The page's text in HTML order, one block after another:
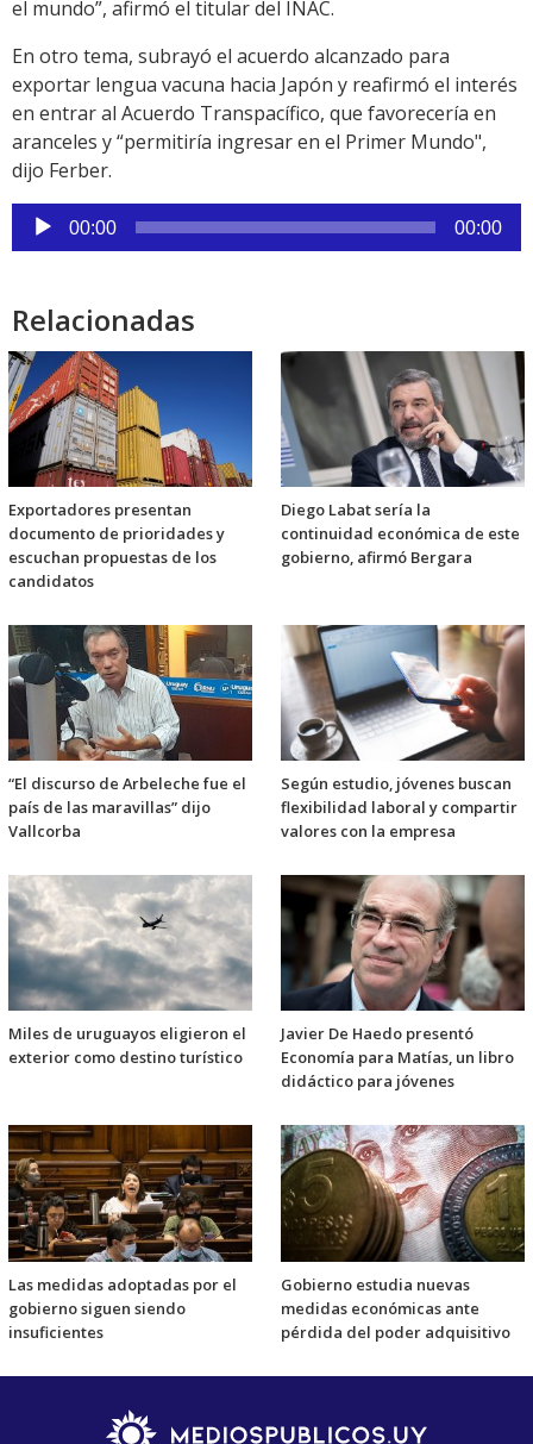
el mundo”, afirmó el titular del INAC.
En otro tema, subrayó el acuerdo alcanzado para
exportar lengua vacuna hacia Japón y reafirmó el interés
en entrar al Acuerdo Transpacífico, que favorecería en
aranceles y “permitiría ingresar en el Primer Mundo",
dijo Ferber.
Reproductor
de
00:00 00:00
Relacionadas
Exportadores presentan
documento de prioridades y
escuchan propuestas de los
candidatos
Diego Labat sería la
continuidad económica de este
gobierno, afirmó Bergara
“El discurso de Arbeleche fue el
país de las maravillas” dijo
Vallcorba
Según estudio, jóvenes buscan
flexibilidad laboral y compartir
valores con la empresa
Miles de uruguayos eligieron el
exterior como destino turístico
Javier De Haedo presentó
Economía para Matías, un libro
didáctico para jóvenes
Las medidas adoptadas por el
gobierno siguen siendo
insuficientes
Gobierno estudia nuevas
medidas económicas ante
pérdida del poder adquisitivo